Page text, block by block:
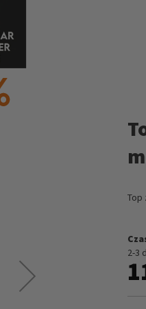
Top
2-3